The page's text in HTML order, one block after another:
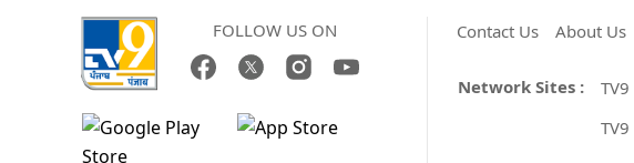
FOLLOW US ON Contact Us About Us
Network Sites :